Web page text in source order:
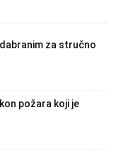
za stručno
požara koji je